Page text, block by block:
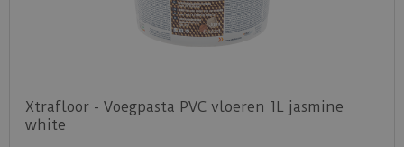
Xtrafloor - Voegpasta PVC vloeren 1L jasmine
white